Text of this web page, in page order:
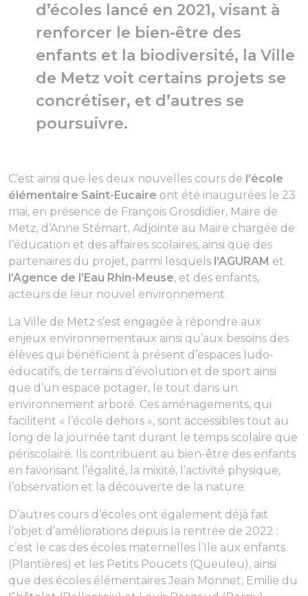
d’écoles lancé en 2021, visant à
renforcer le bien-être des
enfants et la biodiversité, la Ville
de Metz voit certains projets se
concrétiser, et d’autres se
poursuivre.
C’est ainsi que les deux nouvelles cours de l’école
élémentaire Saint-Eucaire ont été inaugurées le 23
mai, en présence de François Grosdidier, Maire de
Metz, d’Anne Stémart, Adjointe au Maire chargée de
l’éducation et des affaires scolaires, ainsi que des
partenaires du projet, parmi lesquels l’AGURAM et
l’Agence de l’Eau Rhin-Meuse, et des enfants,
acteurs de leur nouvel environnement.
La Ville de Metz s’est engagée à répondre aux
enjeux environnementaux ainsi qu’aux besoins des
élèves qui bénéficient à présent d’espaces ludo-
éducatifs, de terrains d’évolution et de sport ainsi
que d’un espace potager, le tout dans un
environnement arboré. Ces aménagements, qui
facilitent « l’école dehors », sont accessibles tout au
long de la journée tant durant le temps scolaire que
périscolaire. Ils contribuent au bien-être des enfants
en favorisant l’égalité, la mixité, l’activité physique,
l’observation et la découverte de la nature.
D’autres cours d’écoles ont également déjà fait
l’objet d’améliorations depuis la rentrée de 2022 :
c’est le cas des écoles maternelles l’Ile aux enfants
(Plantières) et les Petits Poucets (Queuleu), ainsi
que des écoles élémentaires Jean Monnet, Emilie du